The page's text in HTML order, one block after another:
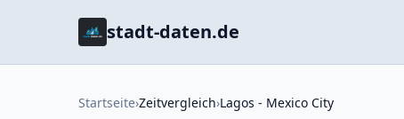
stadt-daten.de
Startseite›Zeitvergleich›Lagos - Mexico City